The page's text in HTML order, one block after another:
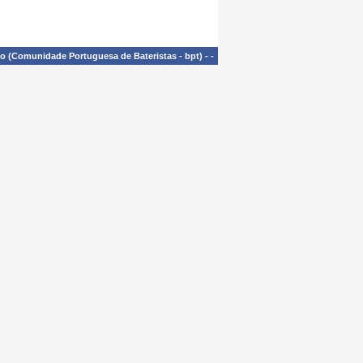
(Comunidade Portuguesa de Bateristas - bpt) - -